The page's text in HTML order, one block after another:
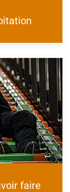
faire